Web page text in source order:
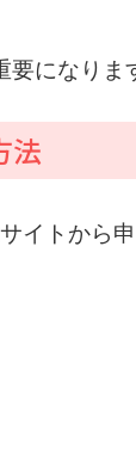
要になりま
法
イトから